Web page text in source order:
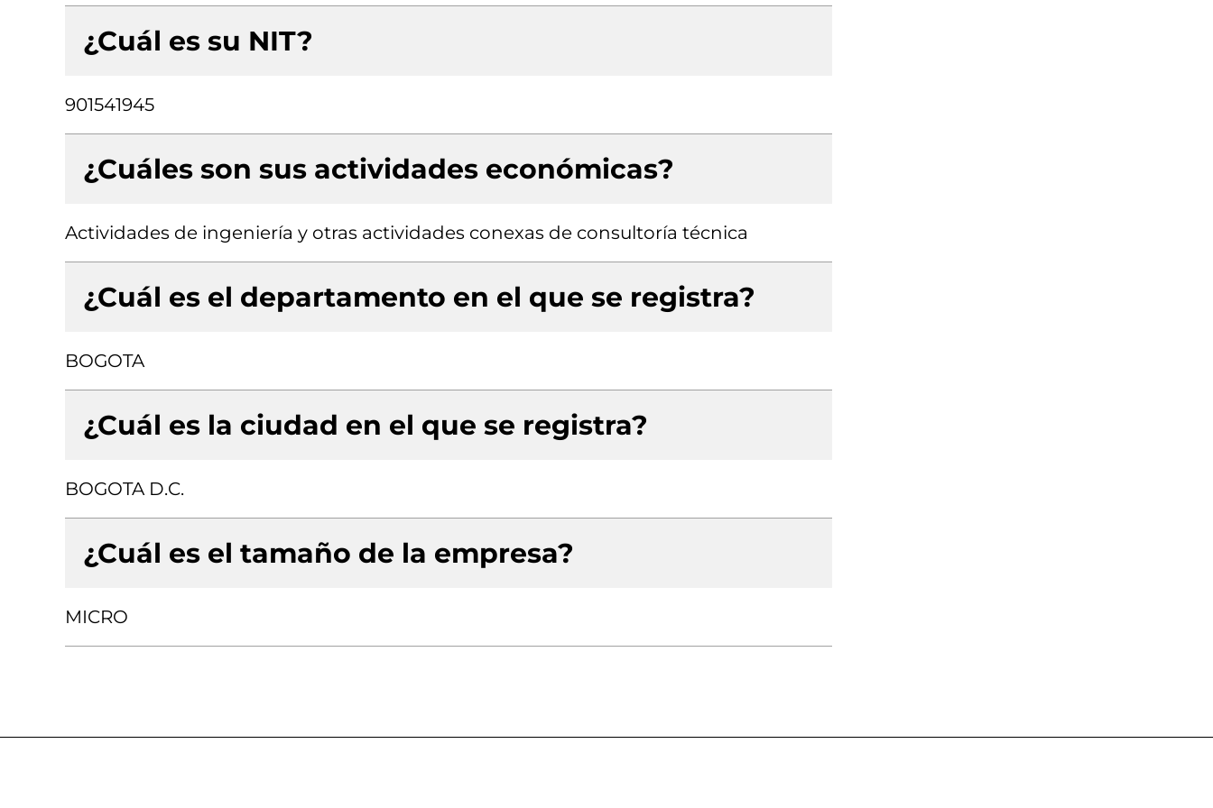
¿Cuál es su NIT?
901541945
¿Cuáles son sus actividades económicas?
Actividades de ingeniería y otras actividades conexas de consultoría técnica
¿Cuál es el departamento en el que se registra?
BOGOTA
¿Cuál es la ciudad en el que se registra?
BOGOTA D.C.
¿Cuál es el tamaño de la empresa?
MICRO